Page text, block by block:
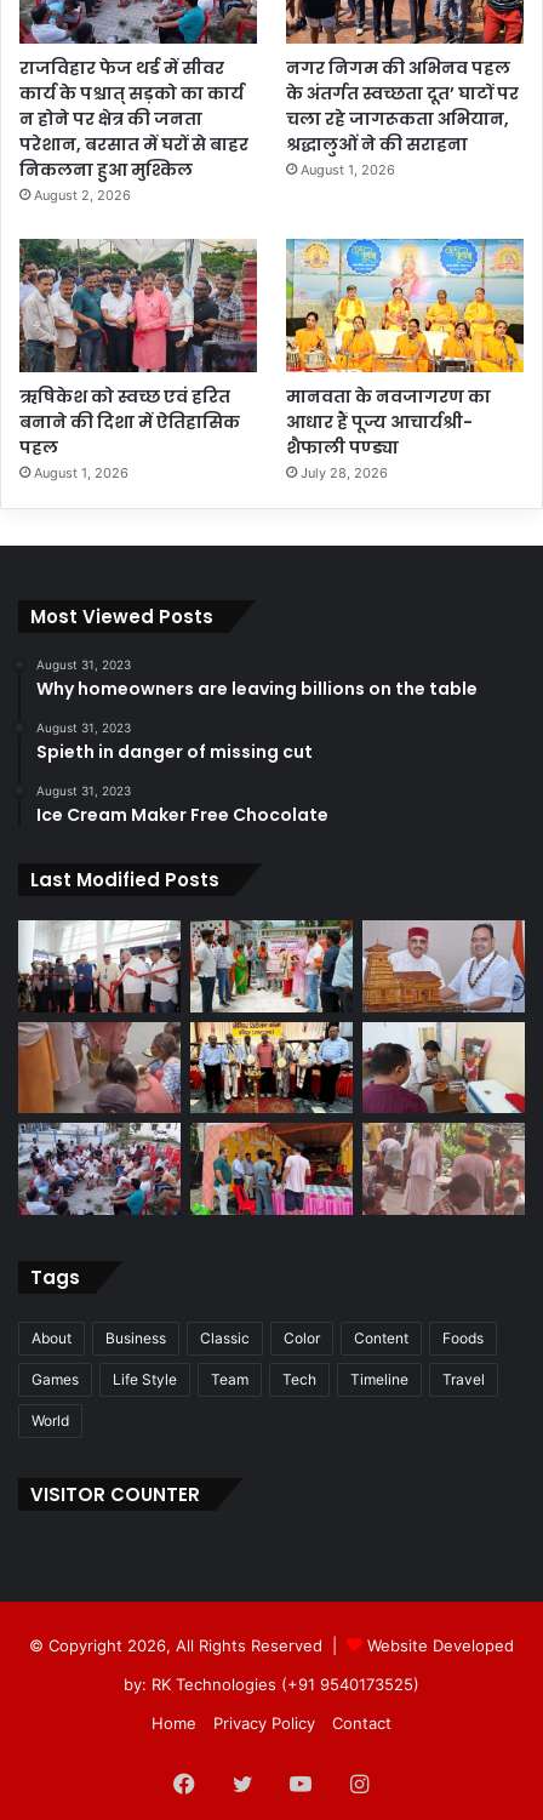
राजविहार फेज थर्ड में सीवर
कार्य के पश्चात् सड़को का कार्य
न होने पर क्षेत्र की जनता
परेशान, बरसात में घरों से बाहर
निकलना हुआ मुश्किल
August 2, 2026
नगर निगम की अभिनव पहल
के अंतर्गत स्वच्छता दूत’ घाटों पर
चला रहे जागरूकता अभियान,
श्रद्धालुओं ने की सराहना
August 1, 2026
ऋषिकेश को स्वच्छ एवं हरित
बनाने की दिशा में ऐतिहासिक
पहल
August 1, 2026
मानवता के नवजागरण का
आधार हैं पूज्य आचार्यश्री-
शैफाली पण्ड्या
July 28, 2026
Most Viewed Posts
August 31, 2023
Why homeowners are leaving billions on the table
August 31, 2023
Spieth in danger of missing cut
August 31, 2023
Ice Cream Maker Free Chocolate
Last Modified Posts
Tags
About Business Classic Color Content Foods
Games Life Style Team Tech Timeline Travel
World
VISITOR COUNTER
© Copyright 2026, All Rights Reserved |
Website Developed
by: RK Technologies (+91 9540173525)
Home
Privacy Policy Contact
Facebook
TwitterYouTubeInstagram